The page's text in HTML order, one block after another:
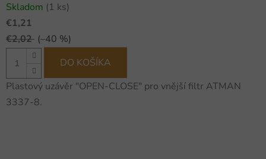
Skladom (1 ks)
€1,21
€2,02 (–40 %)
DO KOŠÍKA
Plastový uzávěr "OPEN-CLOSE" pro vnější filtr ATMAN
3337-8.